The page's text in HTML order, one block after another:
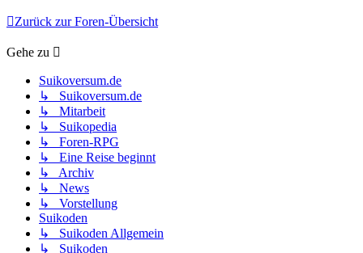
Zurück zur Foren-Übersicht
Gehe zu
Suikoversum.de
↳ Suikoversum.de
↳ Mitarbeit
↳ Suikopedia
↳ Foren-RPG
↳ Eine Reise beginnt
↳ Archiv
↳ News
↳ Vorstellung
Suikoden
↳ Suikoden Allgemein
↳ Suikoden